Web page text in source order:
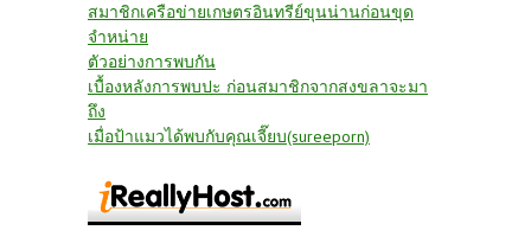
สมาชิกเครือข่ายเกษตรอินทรีย์ขุนน่านก่อนขุด
จำหน่าย
ตัวอย่างการพบกัน
เบื้องหลังการพบปะ ก่อนสมาชิกจากสงขลาจะมา
ถึง
เมื่อป้าแมวได้พบกับคุณเจี๊ยบ(sureeporn)